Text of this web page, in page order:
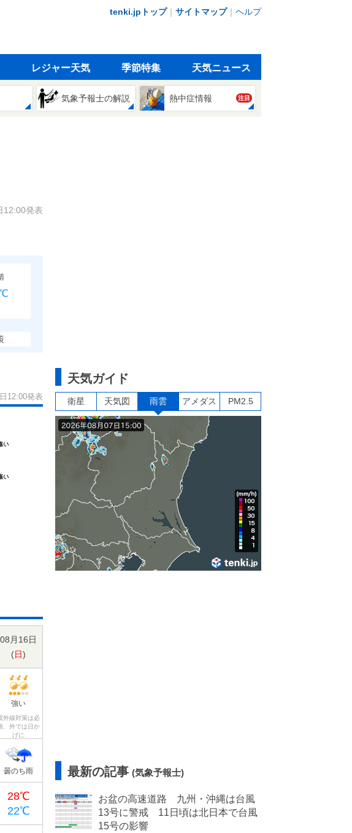
tenki.jpトップ｜ サイトマップ｜ ヘルプ
レジャー天気 季節特集 天気ニュース
気象予報士の解説 熱中症情報 注目
12:00発表
12:00発表
08月16日
(日)
強い
外線対策は必
、外では日か
げに
曇のち雨
28℃
22℃
天気ガイド
衛星 天気図 雨雲 アメダス PM2.5
最新の記事 (気象予報士)
お盆の高速道路 九州・沖縄は台風
13号に警戒 11日頃は北日本で台風
15号の影響